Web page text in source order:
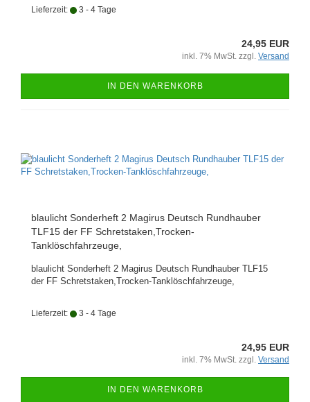
Lieferzeit: 3 - 4 Tage
24,95 EUR
inkl. 7% MwSt. zzgl. Versand
IN DEN WARENKORB
blaulicht Sonderheft 2 Magirus Deutsch Rundhauber
TLF15 der FF Schretstaken,Trocken-
Tanklöschfahrzeuge,
blaulicht Sonderheft 2 Magirus Deutsch Rundhauber TLF15
der FF Schretstaken,Trocken-Tanklöschfahrzeuge,
Lieferzeit: 3 - 4 Tage
24,95 EUR
inkl. 7% MwSt. zzgl. Versand
IN DEN WARENKORB